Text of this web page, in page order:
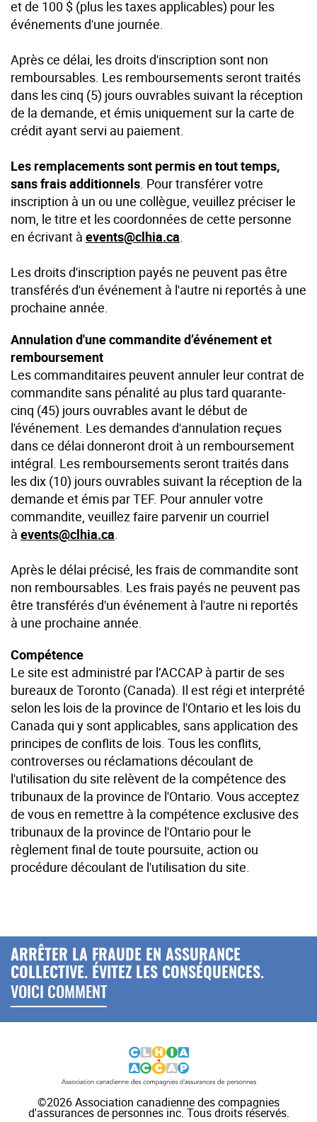
et de 100 $ (plus les taxes applicables) pour les
événements d'une journée.
Après ce délai, les droits d'inscription sont non
remboursables. Les remboursements seront traités
dans les cinq (5) jours ouvrables suivant la réception
de la demande, et émis uniquement sur la carte de
crédit ayant servi au paiement.
Les remplacements sont permis en tout temps,
sans frais additionnels. Pour transférer votre
inscription à un ou une collègue, veuillez préciser le
nom, le titre et les coordonnées de cette personne
en écrivant à events@clhia.ca.
Les droits d'inscription payés ne peuvent pas être
transférés d'un événement à l'autre ni reportés à une
prochaine année.
Annulation d'une commandite d’événement et
remboursement
Les commanditaires peuvent annuler leur contrat de
commandite sans pénalité au plus tard quarante-
cinq (45) jours ouvrables avant le début de
l'événement. Les demandes d'annulation reçues
dans ce délai donneront droit à un remboursement
intégral. Les remboursements seront traités dans
les dix (10) jours ouvrables suivant la réception de la
demande et émis par TEF. Pour annuler votre
commandite, veuillez faire parvenir un courriel
à events@clhia.ca.
Après le délai précisé, les frais de commandite sont
non remboursables. Les frais payés ne peuvent pas
être transférés d'un événement à l'autre ni reportés
à une prochaine année.
Compétence
Le site est administré par l’ACCAP à partir de ses
bureaux de Toronto (Canada). Il est régi et interprété
selon les lois de la province de l'Ontario et les lois du
Canada qui y sont applicables, sans application des
principes de conflits de lois. Tous les conflits,
controverses ou réclamations découlant de
l'utilisation du site relèvent de la compétence des
tribunaux de la province de l'Ontario. Vous acceptez
de vous en remettre à la compétence exclusive des
tribunaux de la province de l'Ontario pour le
règlement final de toute poursuite, action ou
procédure découlant de l'utilisation du site.
ARRÊTER LA FRAUDE EN ASSURANCE
COLLECTIVE. ÉVITEZ LES CONSÉQUENCES.
VOICI COMMENT
©2026 Association canadienne des compagnies
d'assurances de personnes inc. Tous droits réservés.